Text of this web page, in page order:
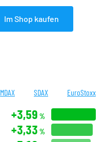
Im Shop kaufen
MDAX SDAX EuroStoxx
+3,59 %
+3,33 %